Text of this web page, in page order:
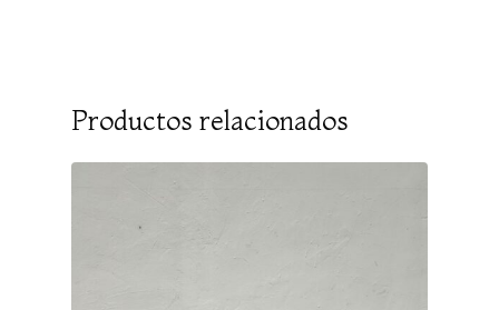
Productos relacionados